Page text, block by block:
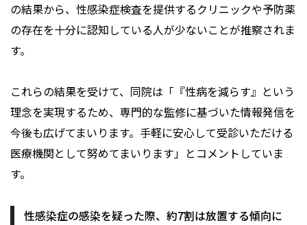
の結果から、性感染症検査を提供するクリニックや予防薬
の存在を十分に認知している人が少ないことが推察されま
す。
これらの結果を受けて、同院は「『性病を減らす』という
理念を実現するため、専門的な監修に基づいた情報発信を
今後も広げてまいります。手軽に安心して受診いただける
医療機関として努めてまいります」とコメントしていま
す。
性感染症の感染を疑った際、約7割は放置する傾向に